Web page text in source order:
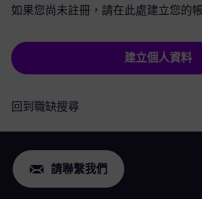
如果您尚未註冊，請在此處建立您的
建立個人資料
回到職缺搜尋
請聯繫我們